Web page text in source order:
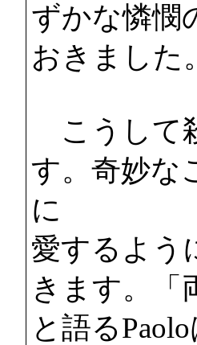
ずかな憐憫
おきました。
こうして
す。奇妙な
に
愛するよう
きます。「
と語る